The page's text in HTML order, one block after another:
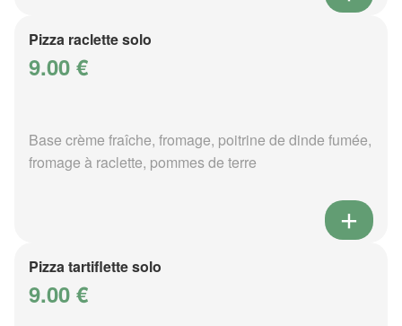
Pizza raclette solo
9.00 €
Base crème fraîche, fromage, poitrine de dinde fumée,
fromage à raclette, pommes de terre
Pizza tartiflette solo
9.00 €